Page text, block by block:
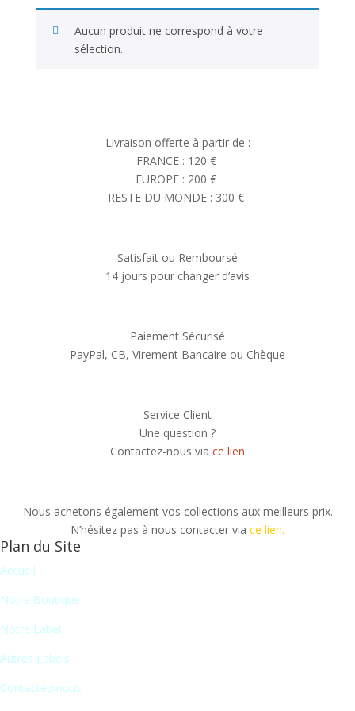
Aucun produit ne correspond à votre
sélection.
Livraison offerte à partir de :
FRANCE : 120 €
EUROPE : 200 €
RESTE DU MONDE : 300 €
Satisfait ou Remboursé
14 jours pour changer d’avis
Paiement Sécurisé
PayPal, CB, Virement Bancaire ou Chèque
Service Client
Une question ?
Contactez-nous via ce lien
Nous achetons également vos collections aux meilleurs prix.
N’hésitez pas à nous contacter via ce lien.
Plan du Site
Accueil
Notre Boutique
Notre Label
Autres Labels
Contactez-nous